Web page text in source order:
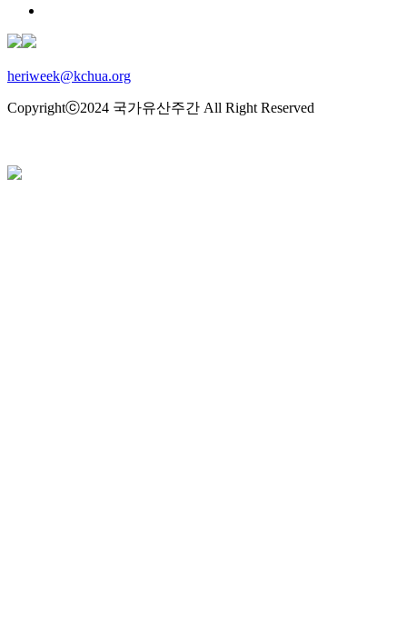
heriweek@kchua.org
Copyrightⓒ2024 국가유산주간 All Right Reserved